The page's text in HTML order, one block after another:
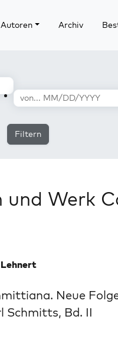
Autoren Archiv
Filtern
und Werk
Neue
Schmitts, Bd. II